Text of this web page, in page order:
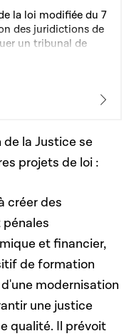
la loi modifiée du 7
des juridictions de
un tribunal de
la Justice se
projets de loi :
créer des
et financier,
de formation
modernisation
une justice
qualité. Il prévoit